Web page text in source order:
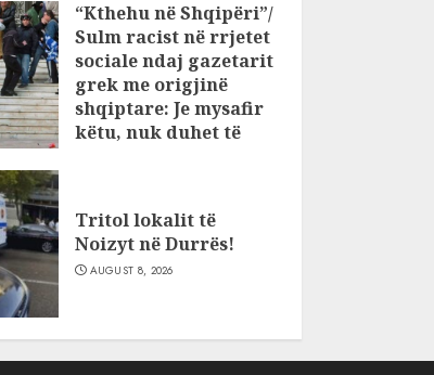
“Kthehu në Shqipëri”/
Sulm racist në rrjetet
sociale ndaj gazetarit
grek me origjinë
shqiptare: Je mysafir
këtu, nuk duhet të
Tritol lokalit të
Noizyt në Durrës!
AUGUST 8, 2026